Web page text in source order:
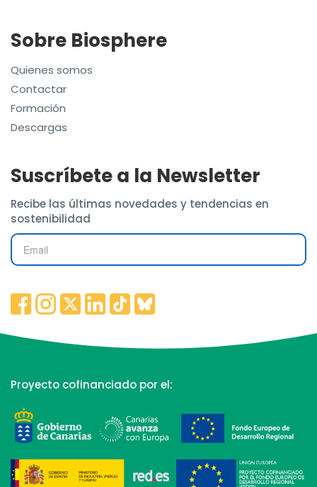
Sobre Biosphere
Quienes somos
Contactar
Formación
Descargas
Suscríbete a la Newsletter
Recibe las últimas novedades y tendencias en
sostenibilidad
Proyecto cofinanciado por el: